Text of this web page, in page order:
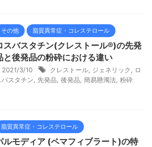
その他 脂質異常症・コレステロール
スバスタチン(クレストール®)の先発
と後発品の粉砕における違い
2021/3/10 クレストール, ジェネリック, ロ
バスタチン, 先発品, 後発品, 簡易懸濁法, 粉砕
脂質異常症・コレステロール
ルモディア (ペマフィブラート)の特